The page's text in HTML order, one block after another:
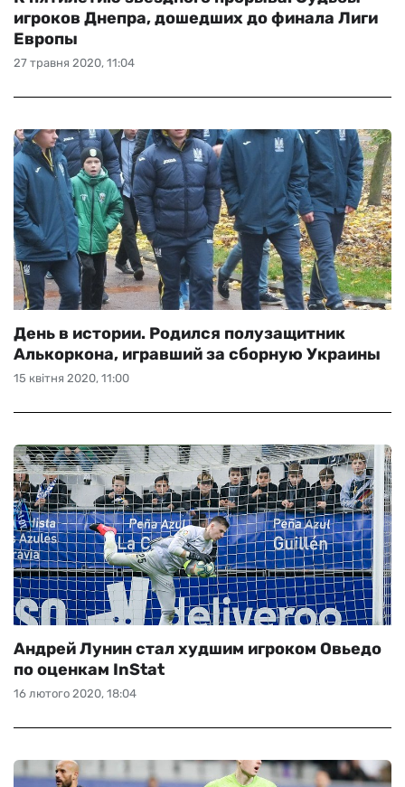
27 травня 2020, 11:04
игроков Днепра, дошедших до финала Лиги
Европы
15 квітня 2020, 11:00
День в истории. Родился полузащитник
Алькоркона, игравший за сборную Украины
16 лютого 2020, 18:04
Андрей Лунин стал худшим игроком Овьедо
по оценкам InStat